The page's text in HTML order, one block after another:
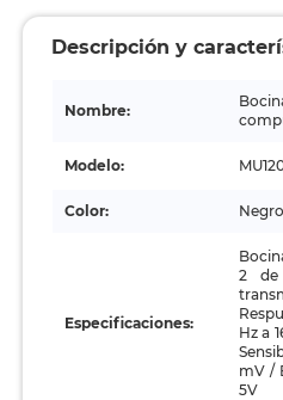
Descripción y
Nombre:
Modelo:
Color: Negro
Especificaciones:
2
Hz a
mV /
5V